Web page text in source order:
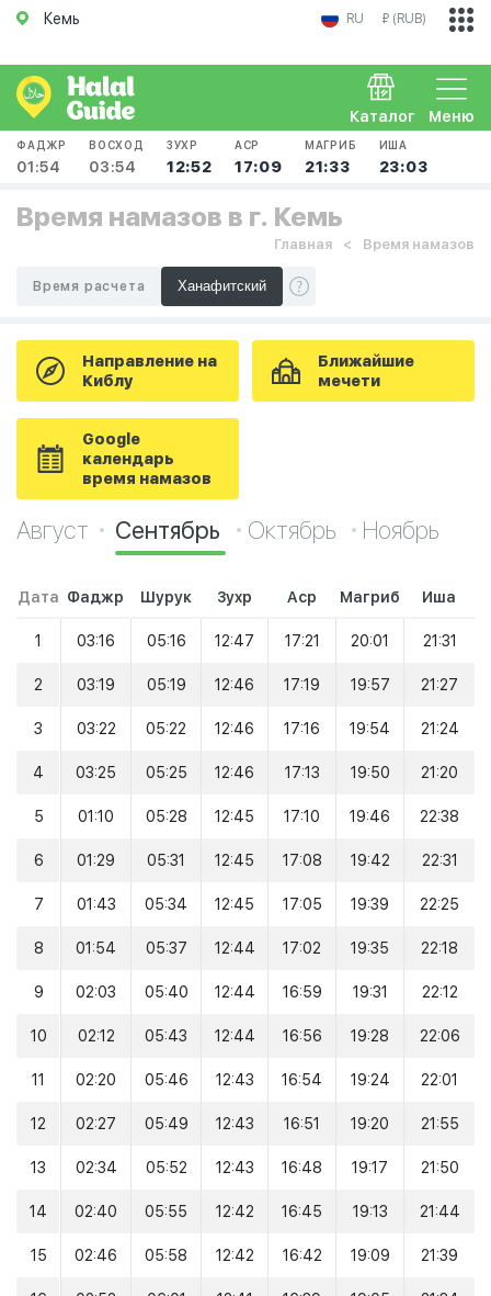
Кемь RU ₽ (RUB)
Меню
Каталог
ФАДЖР
01:54
ВОСХОД
03:54
ЗУХР
12:52
АСР
17:09
МАГРИБ
21:33
ИША
23:03
Время намазов в г. Кемь
Главная Время намазов
Время расчета
Направление на
Киблу
Ближайшие
мечети
Google
календарь
время намазов
Август Сентябрь Октябрь Ноябрь
Дата Фаджр Шурук Зухр Аср Магриб Иша
1 03:16 05:16 12:47 17:21 20:01 21:31
2 03:19 05:19 12:46 17:19 19:57 21:27
3 03:22 05:22 12:46 17:16 19:54 21:24
4 03:25 05:25 12:46 17:13 19:50 21:20
5 01:10 05:28 12:45 17:10 19:46 22:38
6 01:29 05:31 12:45 17:08 19:42 22:31
7 01:43 05:34 12:45 17:05 19:39 22:25
8 01:54 05:37 12:44 17:02 19:35 22:18
9 02:03 05:40 12:44 16:59 19:31 22:12
10 02:12 05:43 12:44 16:56 19:28 22:06
11 02:20 05:46 12:43 16:54 19:24 22:01
12 02:27 05:49 12:43 16:51 19:20 21:55
13 02:34 05:52 12:43 16:48 19:17 21:50
14 02:40 05:55 12:42 16:45 19:13 21:44
15 02:46 05:58 12:42 16:42 19:09 21:39